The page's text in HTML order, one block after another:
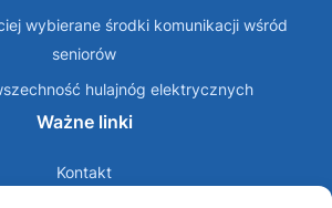
wybierane środki komunikacji wśród
seniorów
hulajnóg elektrycznych
Ważne linki
Kontakt